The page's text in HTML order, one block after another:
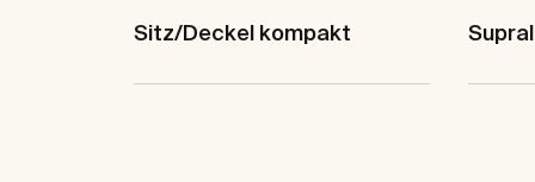
Sitz/Deckel kompakt